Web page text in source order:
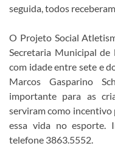
seguida, todos
O Projeto Social
Secretaria Municipal de
com idade entre sete e
Marcos Gasparino
importante para as
serviram como incentivo
essa vida no esporte.
telefone 3863.5552.